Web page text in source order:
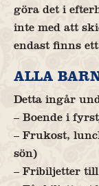
göra det i
inte med att
endast finns
ALLA
Detta ingår
– Boende i
– Frukost,
sön)
– Fribiljetter